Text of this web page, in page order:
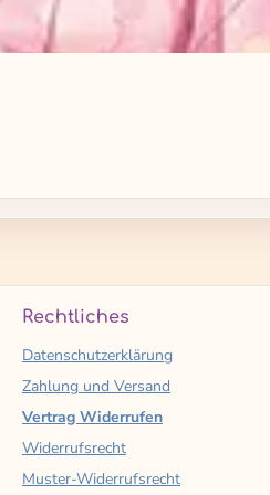
Rechtliches
Datenschutzerklärung
Zahlung und Versand
Vertrag Widerrufen
Widerrufsrecht
Muster-Widerrufsrecht